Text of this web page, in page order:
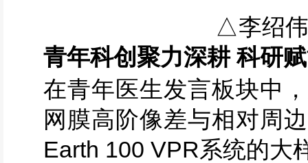
△李绍
青年科创聚力深耕科研
在青年医生发言板块中，
网膜高阶像差与相对周
Earth 100 VPR系统的大